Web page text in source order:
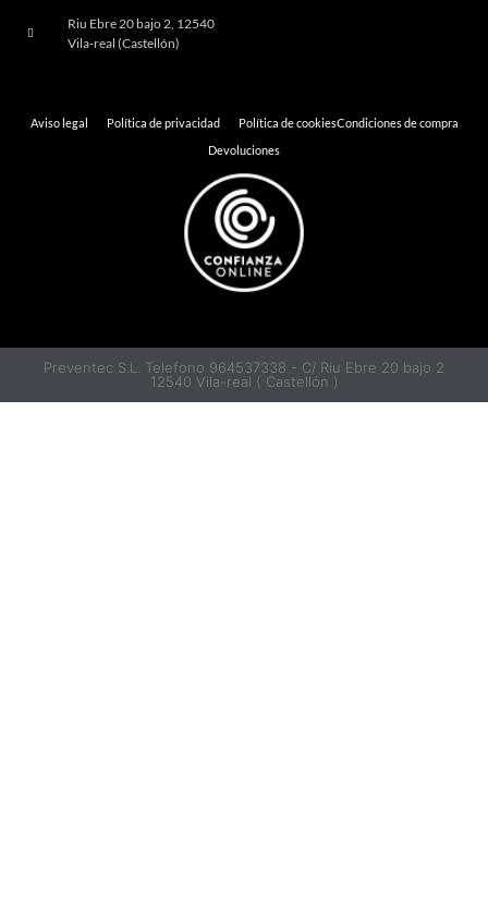
Riu Ebre 20 bajo 2, 12540
Vila-real (Castellón)
Aviso legal Política de privacidad Política de cookiesCondiciones de compra
Devoluciones
Preventec S.L. Telefono 964537338 - C/ Riu Ebre 20 bajo 2
12540 Vila-real ( Castellón )